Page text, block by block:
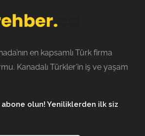
en kapsamlı Türk firma
Kanadalı Türkler’in iş ve yaşam
olun! Yeniliklerden ilk siz